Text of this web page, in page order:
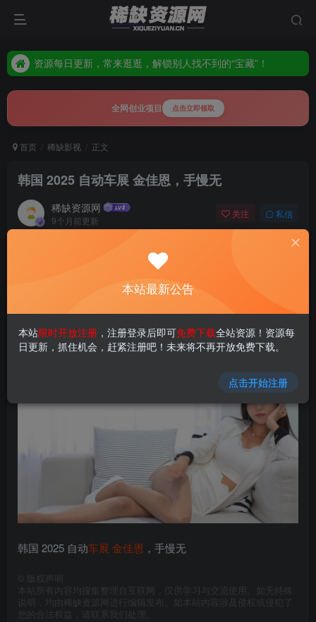
资源每日更新，常来逛逛，解锁别人找不到的“宝藏”！
资源每日更新，常来逛逛，解锁别人找不到的“宝藏”！
全站隐藏高价值资源，多逛多刷，惊喜就在下一页等你发掘！
全网创业项目 点击立即领取
首页 稀缺影视 正文
韩国 2025 自动车展 金佳恩，手慢无
稀缺资源网
9个月前更新
关注 私信
韩国 2025 自动车展 金佳恩，手慢无
此内容为免费资源，请登录后查看
韩国 2025 自动车展 金佳恩 ，手慢无
版权声明
本站所有内容均搜集整理自互联网，仅供学习与交流使用。如无特殊
说明，均由稀缺资源网进行编辑发布。如本站内容涉及侵权或侵犯了
您的合法权益，请联系我们处理。
本站最新公告
本站限时开放注册 ，注册登录后即可免费下载全站资源！资源每
日更新，抓住机会，赶紧注册吧！未来将不再开放免费下载。
点击开始注册